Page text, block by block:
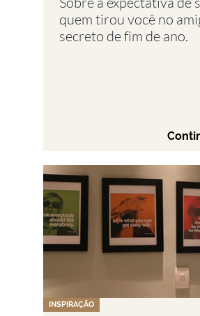
quem tirou você no
secreto de fim de ano.
INSPIRAÇÃO